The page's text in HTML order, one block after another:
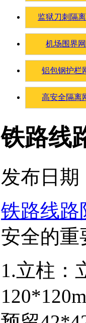
监狱刀刺隔
机场围界网
铝包钢护栏
高安全隔离
铁路线
发布日期
铁路线路
安全的重
1.立柱：